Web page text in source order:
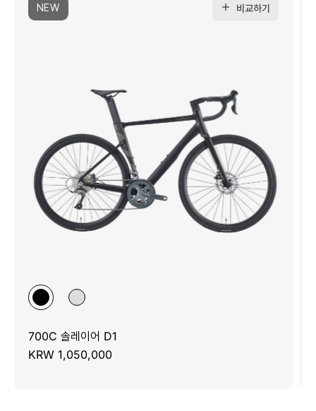
NEW 비교하기
700C 솔레이어 D1
KRW 1,050,000